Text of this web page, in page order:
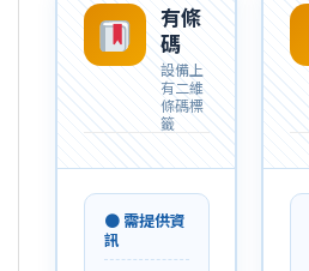
有條
碼
設備上
有二維
條碼標
籤
● 需提供資
訊